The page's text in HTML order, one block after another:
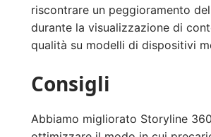
riscontrare un peggioramento
durante la visualizzazione di
qualità su modelli di dispositivi
Consigli
Abbiamo migliorato Storyline